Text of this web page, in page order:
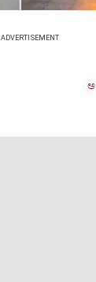
ADVERTISEMENT
ಅ